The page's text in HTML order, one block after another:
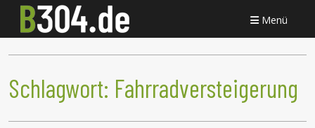
Menü
Schlagwort: Fahrradversteigerung